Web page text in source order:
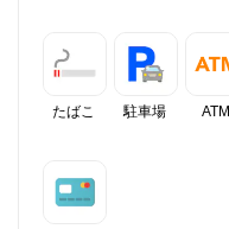
たばこ 駐車場 ATM